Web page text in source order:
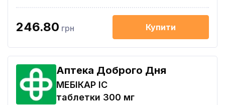
246.80 грн Купити
Аптека Доброго Дня
МЕБІКАР ІС
таблетки 300 мг